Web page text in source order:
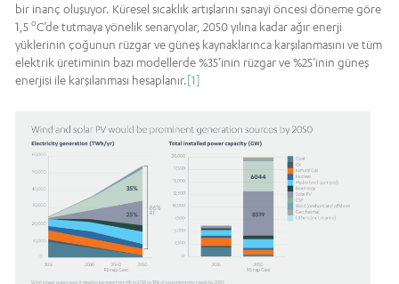
bir inanç oluşuyor. Küresel sıcaklık artışlarını sanayi öncesi döneme göre
1,5 oC’de tutmaya yönelik senaryolar, 2050 yılına kadar ağır enerji
yüklerinin çoğunun rüzgar ve güneş kaynaklarınca karşılanmasını ve tüm
elektrik üretiminin bazı modellerde %35’inin rüzgar ve %25’inin güneş
enerjisi ile karşılanması hesaplanır.[1]